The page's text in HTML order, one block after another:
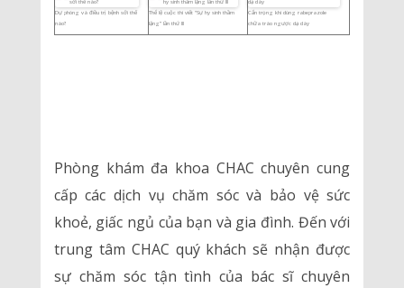
Dự phòng và điều trị bệnh sởi thế
nào?
Thể lệ cuộc thi viết “Sự hy sinh thầm
lặng” lần thứ III
Cẩn trọng khi dùng rabeprazole
chữa trào ngược dạ dày
Phòng khám đa khoa CHAC chuyên cung
cấp các dịch vụ chăm sóc và bảo vệ sức
khoẻ, giấc ngủ của bạn và gia đình. Đến với
trung tâm CHAC quý khách sẽ nhận được
sự chăm sóc tận tình của bác sĩ chuyên